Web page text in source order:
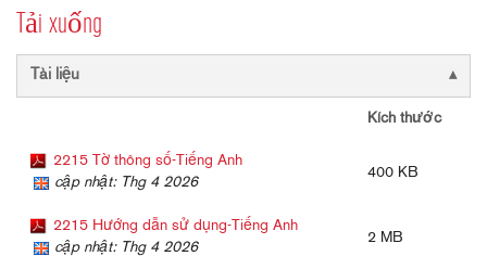
Tải xuống
Tài liệu
Kích thước
2215 Tờ thông số-Tiếng Anh
cập nhật: Thg 4 2026
400 KB
2215 Hướng dẫn sử dụng-Tiếng Anh
cập nhật: Thg 4 2026
2 MB